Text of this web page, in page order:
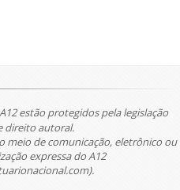
estão protegidos pela legislação
direito autoral.
de comunicação, eletrônico ou
expressa do A12